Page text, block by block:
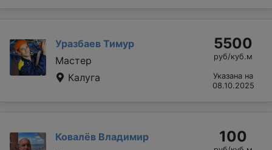
Уразбаев Тимур
Мастер
Калуга
5500
руб/куб.м
Указана на
08.10.2025
Ковалёв Владимир
100